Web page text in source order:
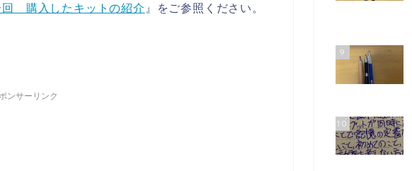
購入したキットの紹介 』をご参照ください。
ンサーリンク
9
10